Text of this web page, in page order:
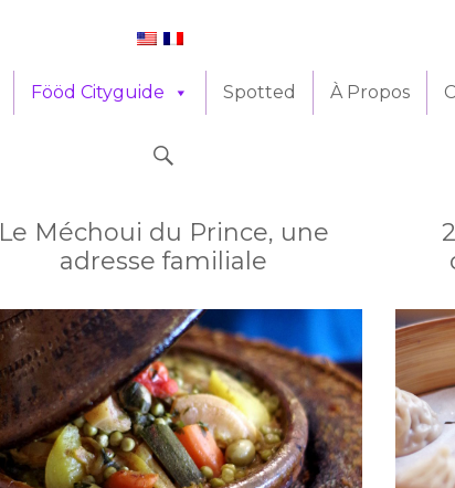
Fööd Cityguide Spotted À Propos
Le Méchoui du Prince, une
adresse familiale